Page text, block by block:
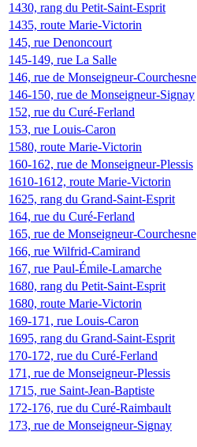
1430, rang du Petit-Saint-Esprit
1435, route Marie-Victorin
145, rue Denoncourt
145-149, rue La Salle
146, rue de Monseigneur-Courchesne
146-150, rue de Monseigneur-Signay
152, rue du Curé-Ferland
153, rue Louis-Caron
1580, route Marie-Victorin
160-162, rue de Monseigneur-Plessis
1610-1612, route Marie-Victorin
1625, rang du Grand-Saint-Esprit
164, rue du Curé-Ferland
165, rue de Monseigneur-Courchesne
166, rue Wilfrid-Camirand
167, rue Paul-Émile-Lamarche
1680, rang du Petit-Saint-Esprit
1680, route Marie-Victorin
169-171, rue Louis-Caron
1695, rang du Grand-Saint-Esprit
170-172, rue du Curé-Ferland
171, rue de Monseigneur-Plessis
1715, rue Saint-Jean-Baptiste
172-176, rue du Curé-Raimbault
173, rue de Monseigneur-Signay